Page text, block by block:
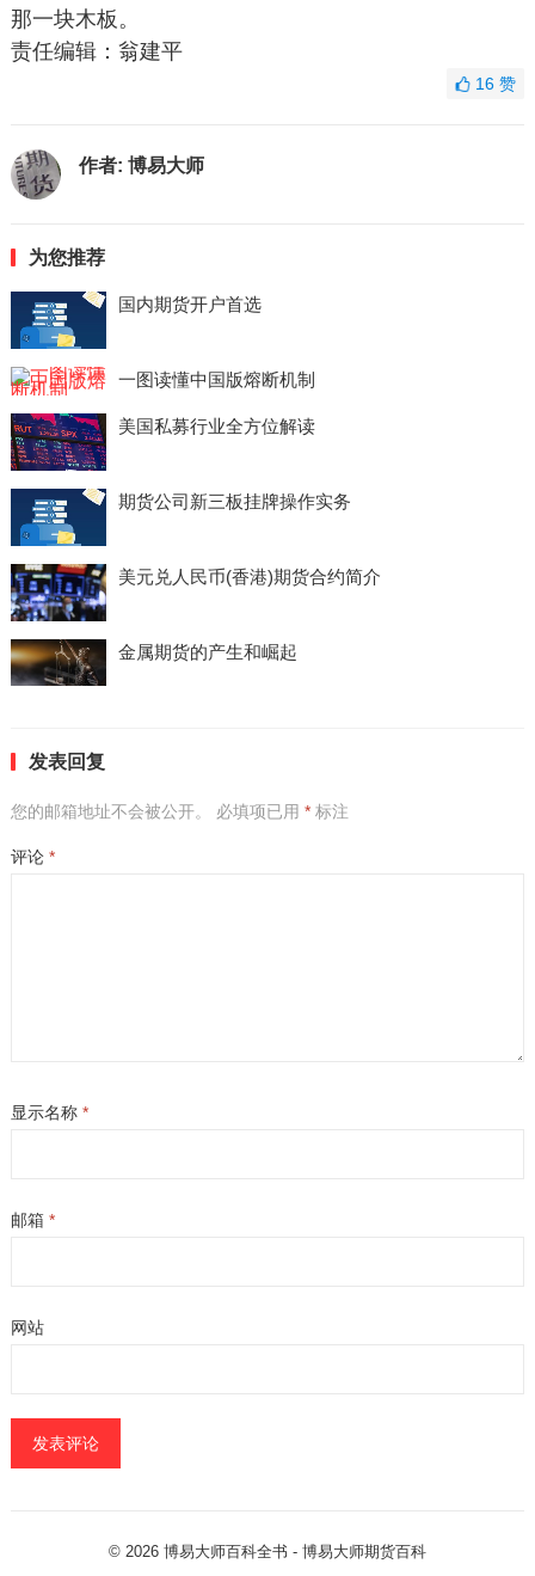
那一块木板。
责任编辑：翁建平
16赞
作者: 博易大师
为您推荐
国内期货开户首选
一图读懂中国版熔断机制
美国私募行业全方位解读
期货公司新三板挂牌操作实务
美元兑人民币(香港)期货合约简介
金属期货的产生和崛起
发表回复
您的邮箱地址不会被公开。 必填项已用 *标注
评论 *
显示名称 *
邮箱 *
网站
© 2026 博易大师百科全书 - 博易大师期货百科